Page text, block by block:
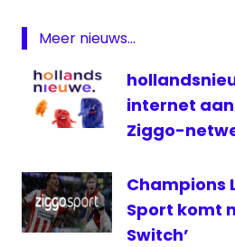
Top
1000
TV
Oranje
live
Meer nieuws...
internet
Ziggo-
Champions
Sport komt
Switch’